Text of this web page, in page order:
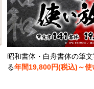
昭和書体・白舟書体の筆
る年間19,800円(税込)～使